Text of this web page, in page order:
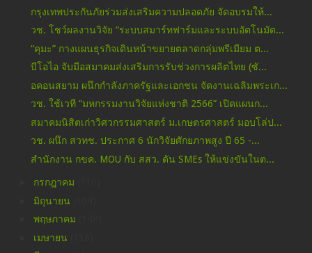
กรุงเทพประกันภัยร่วมส่งเสริมความปลอดภัย จัดอบรมให้...
วช. โชว์ผลงานวิจัย “ระบบสมาร์ทฟาร์มและระบบอัตโนมัต...
“คุมะ” กางแผนธุรกิจเดินหน้าขยายตลาดกลุ่มพรีเมียม ต...
บีโอไอ จับมือสมาคมส่งเสริมการรับช่วงการผลิตไทย (ซั...
อคอนสยาม ผนึกกำลังภาครัฐและเอกชน จัดงานเฉลิมพระเก...
วช. ใช้เวที “มหกรรมงานวิจัยแห่งชาติ 2566” เปิดแผนก...
สมาคมนิสิตเก่าวิศวกรรมศาสตร์ ม.เกษตรศาสตร์ มอบโล่ป...
วช. ผนึก สวทช. ประกาศ 6 นักวิจัยศักยภาพสูง ปี 65 -...
สำนักงาน กขค. MOU กับ สสว. ดัน SMEs ให้แข่งขันในต...
กรกฎาคม
มิถุนายน
พฤษภาคม
เมษายน